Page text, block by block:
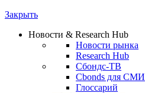
Закрыть
Новости & Research Hub
Новости рынка
Research Hub
Сбондс-ТВ
Cbonds для СМИ
Глоссарий